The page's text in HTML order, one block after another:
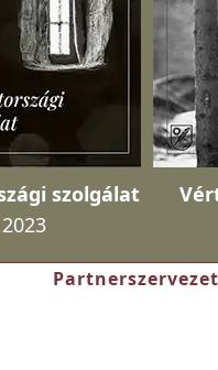
szolgálat
2023